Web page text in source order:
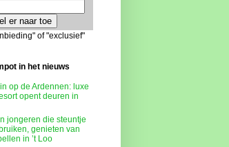
of "exclusief"
in het nieuws
op de Ardennen: luxe
opent deuren in
jongeren die steuntje
genieten van
in ’t Loo